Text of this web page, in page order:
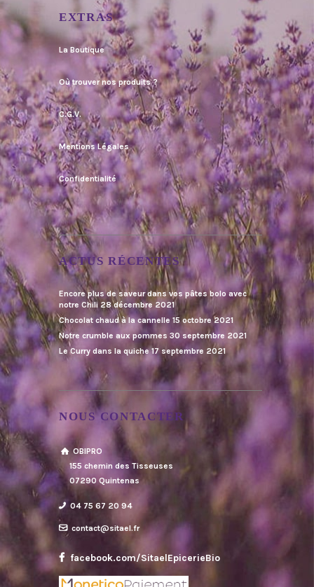
EXTRAS
La Boutique
Où trouver nos produits ?
C.G.V.
Mentions Légales
Confidentialité
ACTUS RÉCENTES
Encore plus de saveur dans vos pâtes bolo avec
notre Chili 28 décembre 2021
Chocolat chaud à la cannelle 15 octobre 2021
Notre crumble aux pommes 30 septembre 2021
Le Curry dans la quiche 17 septembre 2021
NOUS CONTACTER
OBIPRO
155 chemin des Tisseuses
07290 Quintenas
04 75 67 20 94
contact@sitael.fr
facebook.com/SitaelEpicerieBio